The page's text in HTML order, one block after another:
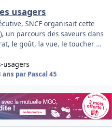
usagers
SNCF organisait cette
un parcours des saveurs dans
le goût, la vue, le toucher …
usagers
ans par Pascal 45